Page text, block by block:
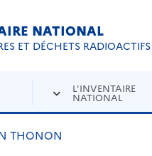
NATIONAL
ET DÉCHETS RADIOACTIFS
L'INVENTAIRE
NATIONAL
THONON